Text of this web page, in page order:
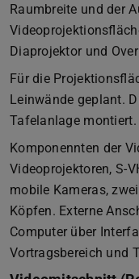
Raumbreite und der
Diaprojektor und
Für die
Leinwände geplant.
Tafelanlage montiert.
Komponennten der
Videoprojektoren, S-
mobile Kameras,
Köpfen. Externe
Computer über
Vortragsbereich und